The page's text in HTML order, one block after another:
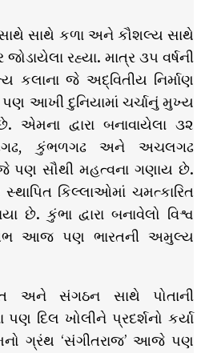
સાથે કળા અને કૌશલ્ય સાથે
રહ્યા. માત્ર ૩૫ વર્ષની
જે અદ્વિતીય નિર્માણ
આખી દુનિયામાં ચર્ચાનું મુખ્ય
એમના દ્વારા બનાવાયેલા ૩૨
કુંભળગઢ અને અચલગઢ
પણ સૌથી મહત્વના ગણાય છે.
કિલ્લાઓમાં ચમત્કારિત
છે. કુંભા દ્વારા બનાવેલો વિશ્વ
આજ પણ ભારતની અમુલ્ય
અને સંગઠન સાથે પોતાની
દિલ ખોલીને પ્રદર્શનો કર્યા
ગ્રંથ ‘સંગીતરાજ’ આજે પણ